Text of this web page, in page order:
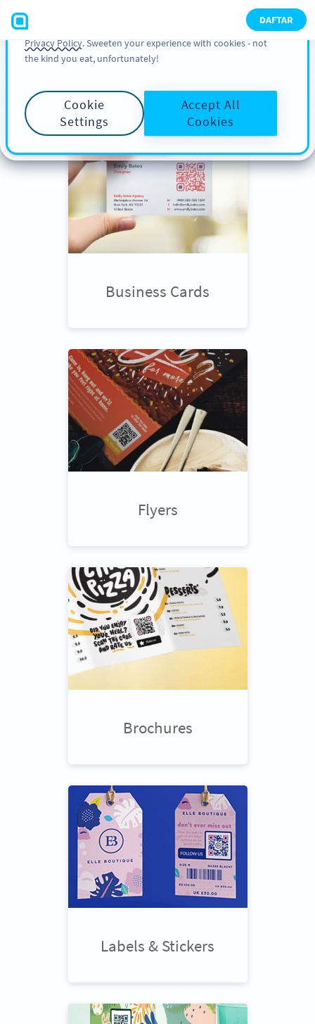
DAFTAR
Scroll down
to see QR Code use
cases
Business Cards
Flyers
Brochures
Labels & Stickers
You can also find more information about cookies, our
analytic activities and your rights in our
Cookie Policyand
Privacy Policy. Sweeten your experience with cookies - not
the kind you eat, unfortunately!
Cookie
Settings
Accept All
Cookies